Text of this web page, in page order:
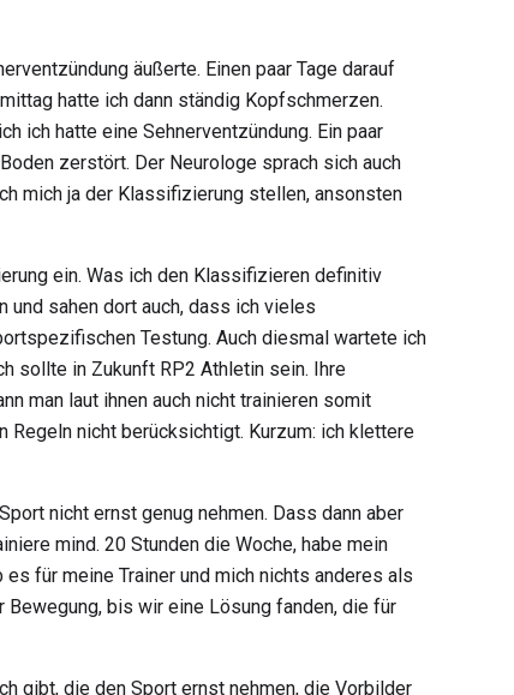
äußerte. Einen paar Tage darauf
hatte ich dann ständig Kopfschmerzen.
ich hatte eine Sehnerventzündung. Ein paar
zerstört. Der Neurologe sprach sich auch
mich ja der Klassifizierung stellen, ansonsten
ein. Was ich den Klassifizieren definitiv
und sahen dort auch, dass ich vieles
Testung. Auch diesmal wartete ich
sollte in Zukunft RP2 Athletin sein. Ihre
man laut ihnen auch nicht trainieren somit
Regeln nicht berücksichtigt. Kurzum: ich klettere
nicht ernst genug nehmen. Dass dann aber
mind. 20 Stunden die Woche, habe mein
für meine Trainer und mich nichts anderes als
bis wir eine Lösung fanden, die für
gibt, die den Sport ernst nehmen, die Vorbilder